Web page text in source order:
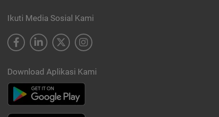
Ikuti Media Sosial Kami
Download Aplikasi Kami